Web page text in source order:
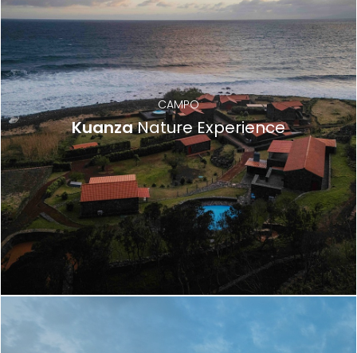
CAMPO
KuanzaNature Experience